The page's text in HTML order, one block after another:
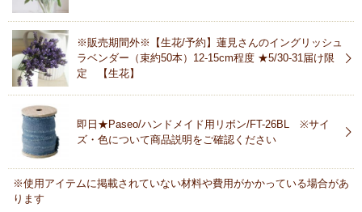
※販売期間外※【生花/予約】蓮見さんのイングリッシュ
ラベンダー（束約50本）12-15cm程度 ★5/30-31届け限
定 【生花】
即日★Paseo/ハンドメイド用リボン/FT-26BL ※サイ
ズ・色について商品説明をご確認ください
※使用アイテムに掲載されていない材料や費用がかかっている場合があ
ります